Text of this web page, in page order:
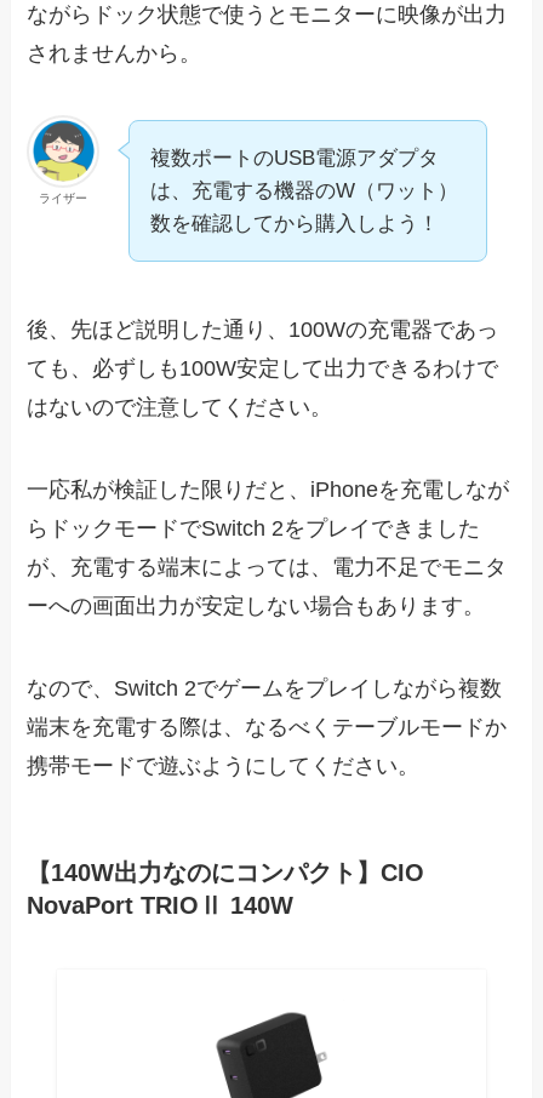
ながらドック状態で使うとモニターに映像が出力
されませんから。
ライザー
複数ポートのUSB電源アダプタ
は、充電する機器のW（ワット）
数を確認してから購入しよう！
後、先ほど説明した通り、100Wの充電器であっ
ても、必ずしも100W安定して出力できるわけで
はないので注意してください。
一応私が検証した限りだと、iPhoneを充電しなが
らドックモードでSwitch 2をプレイできました
が、充電する端末によっては、電力不足でモニタ
ーへの画面出力が安定しない場合もあります。
なので、Switch 2でゲームをプレイしながら複数
端末を充電する際は、なるべくテーブルモードか
携帯モードで遊ぶようにしてください。
【140W出力なのにコンパクト】CIO
NovaPort TRIOⅡ 140W